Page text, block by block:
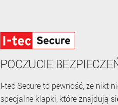
POCZUCIE
I-tec Secure to pewność, że nikt
specjalne klapki, które znajdują